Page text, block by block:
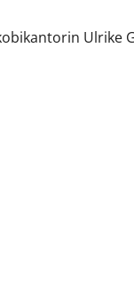
Ulrike